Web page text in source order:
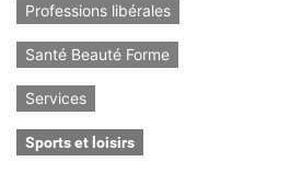
Professions libérales
Santé Beauté Forme
Services
Sports et loisirs